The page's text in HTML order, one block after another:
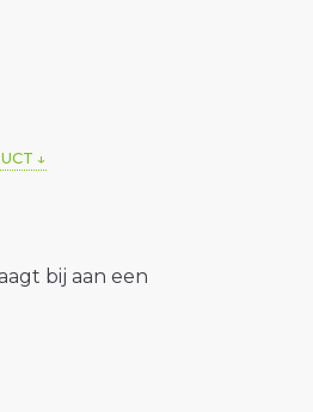
bij aan een